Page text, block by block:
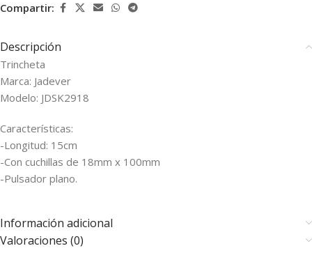
Compartir:
Descripción
Trincheta
Marca: Jadever
Modelo: JDSK2918
Características:
-Longitud: 15cm
-Con cuchillas de 18mm x 100mm
-Pulsador plano.
Información adicional
Valoraciones (0)